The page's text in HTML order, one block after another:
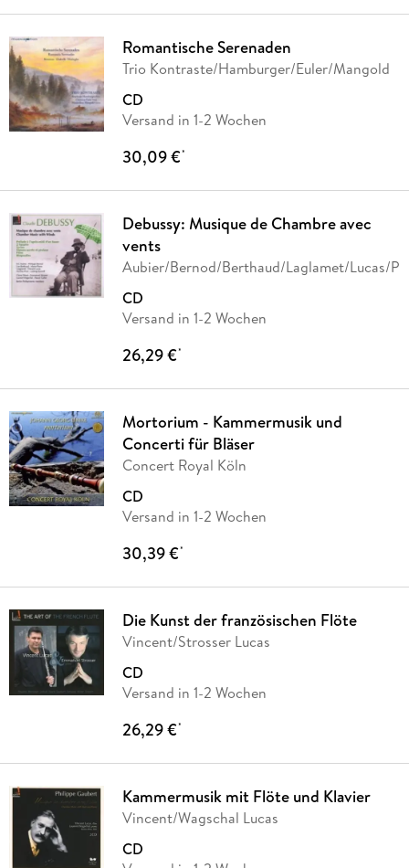
Romantische Serenaden
Trio Kontraste/Hamburger/Euler/Mangold
CD
Versand in 1-2 Wochen
30,09 €*
Debussy: Musique de Chambre avec
vents
Aubier/Bernod/Berthaud/Laglamet/Lucas/
CD
Versand in 1-2 Wochen
26,29 €*
Mortorium - Kammermusik und
Concerti für Bläser
Concert Royal Köln
CD
Versand in 1-2 Wochen
30,39 €*
Die Kunst der französischen Flöte
Vincent/Strosser Lucas
CD
Versand in 1-2 Wochen
26,29 €*
Kammermusik mit Flöte und Klavier
Vincent/Wagschal Lucas
CD